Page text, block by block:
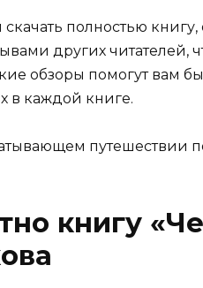
полностью книгу,
других читателей,
обзоры помогут вам
в каждой книге.
путешествии
книгу